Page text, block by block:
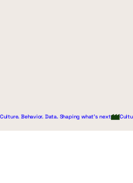
Culture. Behavior. Data. Shaping what's next